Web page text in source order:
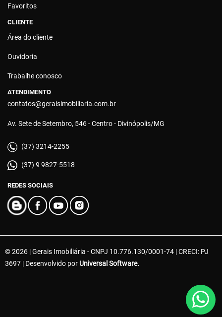
Favoritos
CLIENTE
Área do cliente
Ouvidoria
Trabalhe conosco
ATENDIMENTO
contatos@geraisimobiliaria.com.br
Av. Sete de Setembro, 546 - Centro - Divinópolis/MG
(37) 3214-2255
(37) 9 9827-5518
REDES SOCIAIS
© 2026 | Gerais Imobiliária - CNPJ 10.776.130/0001-74 | CRECI: PJ
3697 | Desenvolvido por Universal Software.